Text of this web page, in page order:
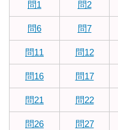
問1
問2
問6 問7
問11 問12
問16 問17
問21 問22
問26 問27